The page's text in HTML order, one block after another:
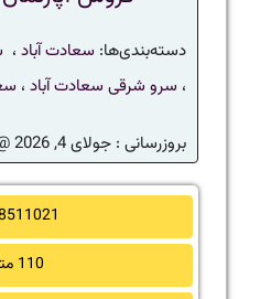
دسته‌بندی‌ها: سعادت آباد ،
، سرو شرقی سعادت آباد ،
بروزرسانی : جولای 4, 2026 @ 22:14:12
110 متر